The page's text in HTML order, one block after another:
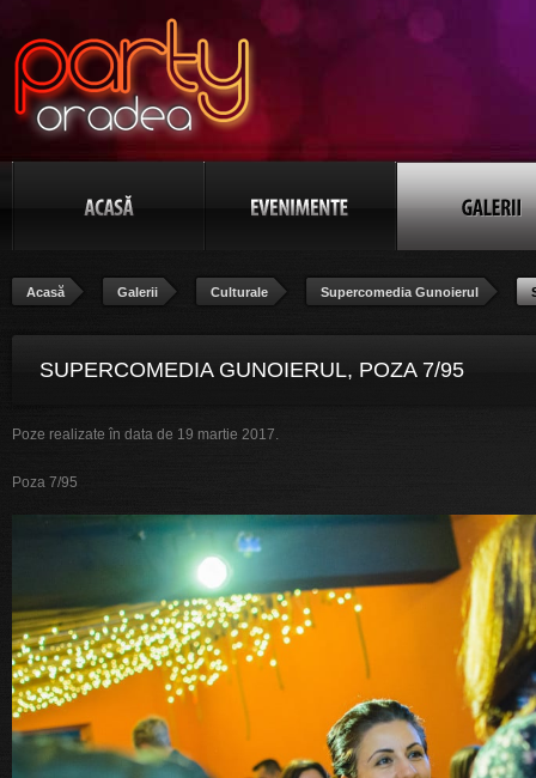
Acasă Galerii Culturale Supercomedia Gunoierul
SUPERCOMEDIA GUNOIERUL, POZA 7/95
Poze realizate în data de 19 martie 2017.
Poza 7/95